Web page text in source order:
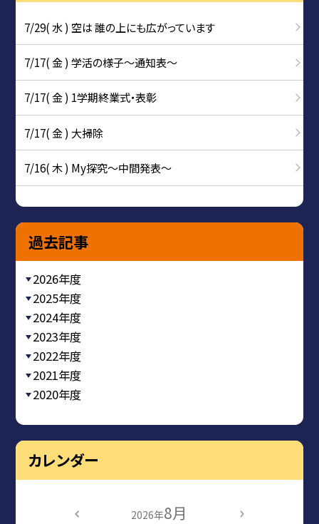
7/29( 水 ) 空は 誰の上にも広がっています
7/17( 金 ) 学活の様子〜通知表〜
7/17( 金 ) 1学期終業式・表彰
7/17( 金 ) 大掃除
7/16( 木 ) My探究～中間発表～
過去記事
2026年度
2025年度
2024年度
2023年度
2022年度
2021年度
2020年度
カレンダー
2026年8月